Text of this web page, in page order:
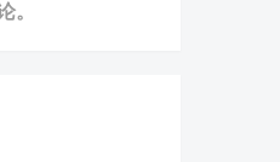
。